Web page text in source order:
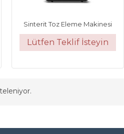
Sinterit Toz Eleme Makinesi
Lütfen Teklif İsteyin